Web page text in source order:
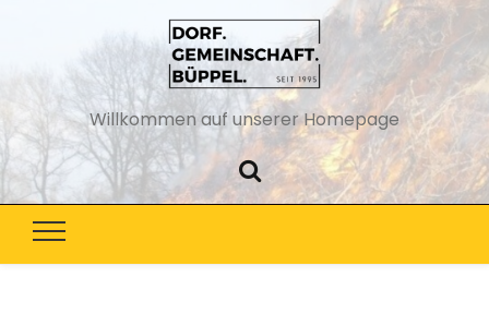
Willkommen auf unserer Homepage